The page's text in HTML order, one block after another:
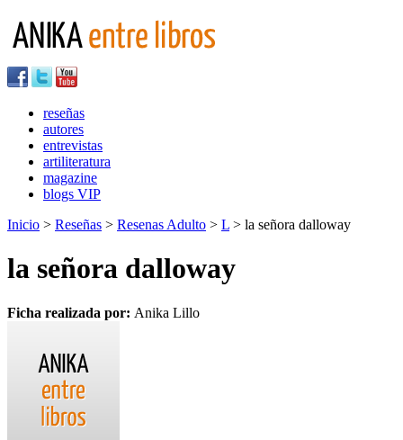
reseñas
autores
entrevistas
artiliteratura
magazine
blogs VIP
Inicio > Reseñas > Resenas Adulto > L > la señora dalloway
la señora dalloway
Ficha realizada por: Anika Lillo